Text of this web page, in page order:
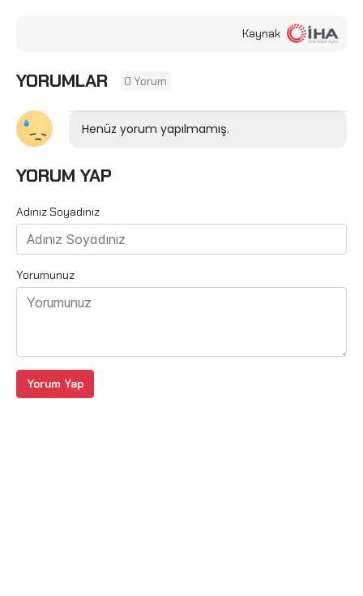
Kaynak
YORUMLAR 0 Yorum
Henüz yorum yapılmamış.
YORUM YAP
Adınız Soyadınız
Yorumunuz
Yorum Yap